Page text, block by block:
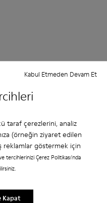
taraf çerezlerini, analiz
(örneğin ziyaret edilen
reklamlar göstermek için
tercihlerinizi Çerez Politikası'nda
Kabul Etmeden Devam Et
Kapat
musunuz?